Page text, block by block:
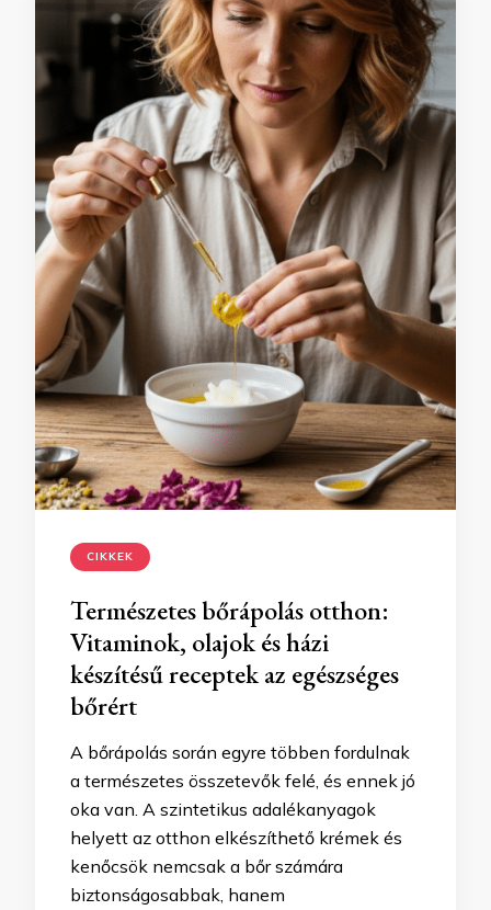
CIKKEK
Természetes bőrápolás otthon:
Vitaminok, olajok és házi
készítésű receptek az egészséges
bőrért
A bőrápolás során egyre többen fordulnak
a természetes összetevők felé, és ennek jó
oka van. A szintetikus adalékanyagok
helyett az otthon elkészíthető krémek és
kenőcsök nemcsak a bőr számára
biztonságosabbak, hanem